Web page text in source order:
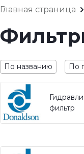
Главная страница
По названию По
фильтр